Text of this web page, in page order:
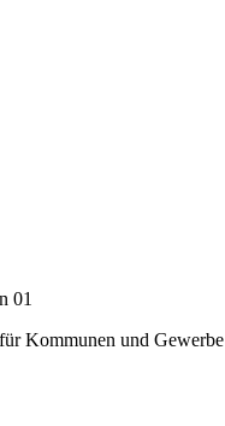
Kommunen und Gewerbe